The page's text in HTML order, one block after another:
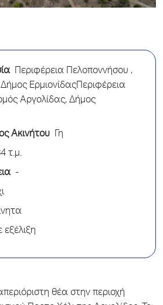
Περιφέρεια Πελοποννήσου ,
ΕρμιονίδαςΠεριφέρεια
Αργολίδας, Δήμος
Ακινήτου Γη
τ.μ.
-
εξέλιξη
θέα στην περιοχή